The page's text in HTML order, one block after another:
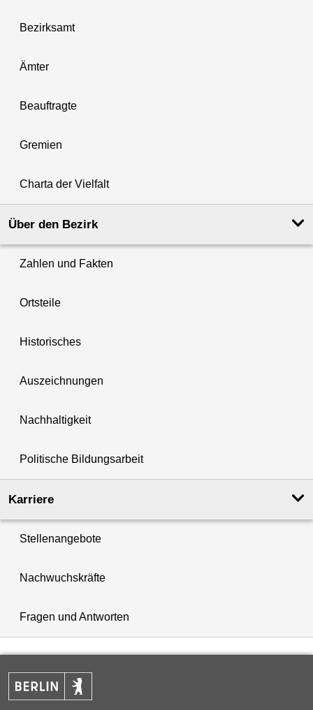
Bezirksamt
Ämter
Beauftragte
Gremien
Charta der Vielfalt
Über den Bezirk
Zahlen und Fakten
Ortsteile
Historisches
Auszeichnungen
Nachhaltigkeit
Politische Bildungsarbeit
Karriere
Stellenangebote
Nachwuchskräfte
Fragen und Antworten